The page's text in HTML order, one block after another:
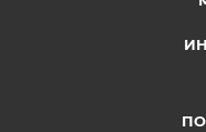
полная свобода
Оптимальная